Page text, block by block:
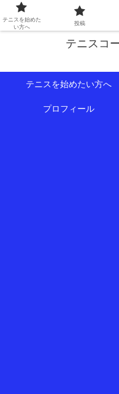
初心者∼中級者向けの情
テニスコ
テニスを始めたい方へ
プロフィール
テニスを始めた
い方へ
投稿